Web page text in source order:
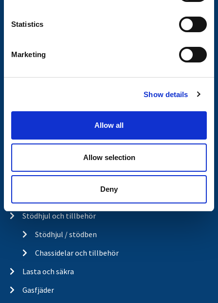
Statistics
Marketing
Show details
Allow all
Allow selection
Deny
Kulkoppling & påskjut
Elsystem och belysning
Belysning för släp och husvagn
Belysning för lastbil
Stödhjul och tillbehör
Stödhjul / stödben
Chassidelar och tillbehör
Lasta och säkra
Gasfjäder